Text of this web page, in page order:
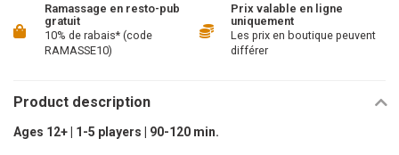
Ramassage en resto-pub
gratuit
10% de rabais* (code
RAMASSE10)
Prix valable en ligne
uniquement
Les prix en boutique peuvent
différer
Product description
Ages 12+ | 1-5 players | 90-120 min.